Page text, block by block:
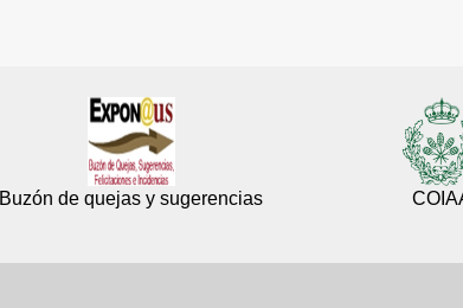
Buzón de quejas y sugerencias